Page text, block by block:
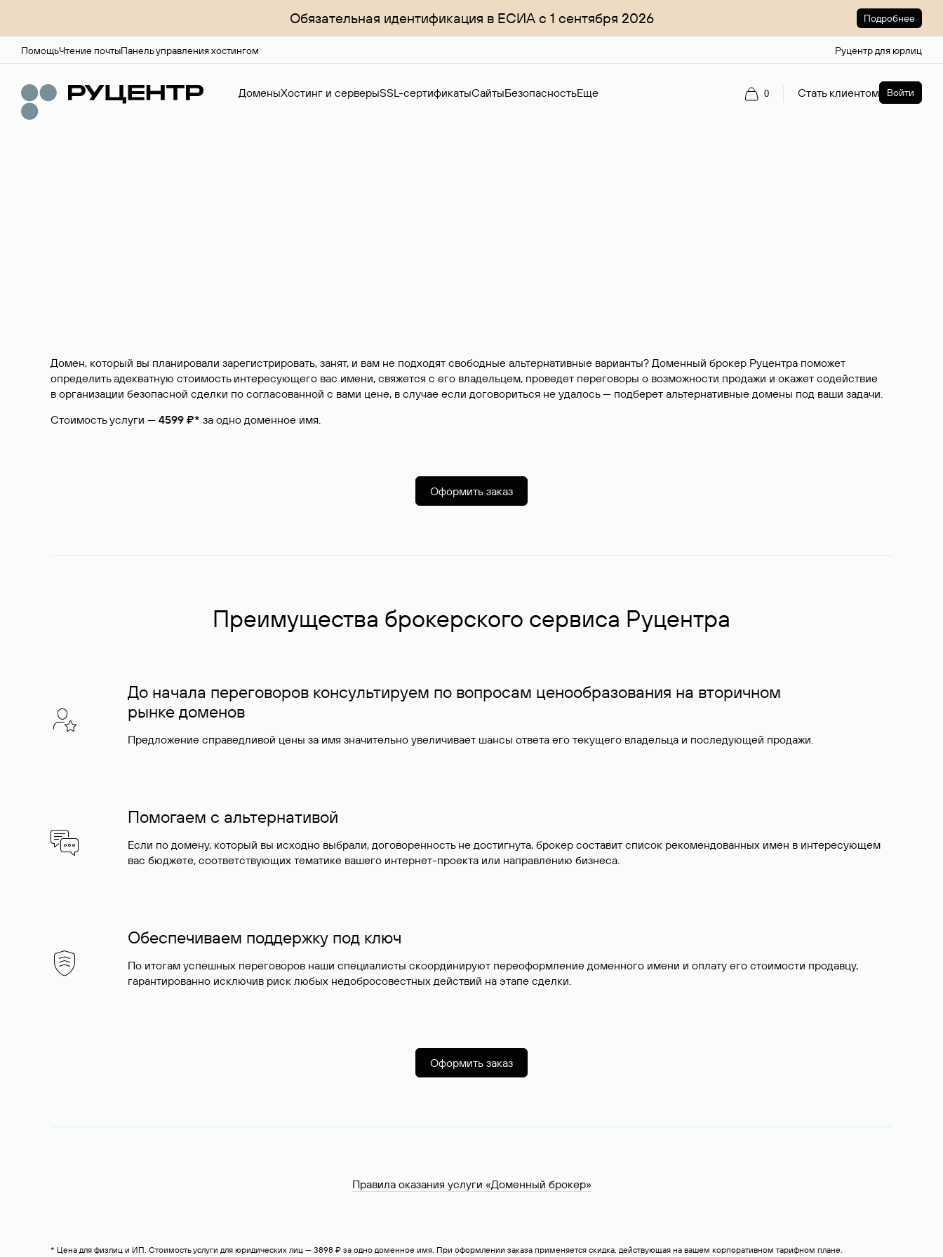
Обязательная идентификация в ЕСИА с 1 сентября 2026 Подробнее
ПомощьЧтение почтыПанель управления хостингом Руцентр для юрлиц
ДоменыХостинг и серверыSSL-сертификатыСайтыБезопасностьЕще 0 Стать клиентом Войти
Домен, который вы планировали зарегистрировать, занят, и вам не подходят свободные альтернативные варианты? Доменный брокер Руцентра поможет
определить адекватную стоимость интересующего вас имени, свяжется с его владельцем, проведет переговоры о возможности продажи и окажет содействие
в организации безопасной сделки по согласованной с вами цене, в случае если договориться не удалось — подберет альтернативные домены под ваши задачи.
Стоимость услуги — 4599 ₽* за одно доменное имя.
Оформить заказ
Преимущества брокерского сервиса Руцентра
До начала переговоров консультируем по вопросам ценообразования на вторичном
рынке доменов
Предложение справедливой цены за имя значительно увеличивает шансы ответа его текущего владельца и последующей продажи.
Помогаем с альтернативой
Если по домену, который вы исходно выбрали, договоренность не достигнута, брокер составит список рекомендованных имен в интересующем
вас бюджете, соответствующих тематике вашего интернет-проекта или направлению бизнеса.
Обеспечиваем поддержку под ключ
По итогам успешных переговоров наши специалисты скоординируют переоформление доменного имени и оплату его стоимости продавцу,
гарантированно исключив риск любых недобросовестных действий на этапе сделки.
Оформить заказ
Правила оказания услуги «Доменный брокер»
* Цена для физлиц и ИП. Стоимость услуги для юридических лиц — 3898 ₽ за одно доменное имя. При оформлении заказа применяется скидка, действующая на вашем корпоративном тарифном плане.